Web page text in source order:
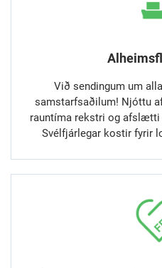
Við sendingum um
samstarfsaðilum! Njóttu
rauntíma rekstri og afslætti
Svélfjárlegar kostir fyrir